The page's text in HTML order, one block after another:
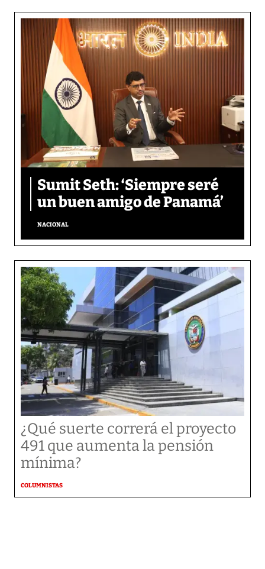
Sumit Seth: ‘Siempre seré
un buen amigo de Panamá’
NACIONAL
¿Qué suerte correrá el proyecto
491 que aumenta la pensión
mínima?
COLUMNISTAS